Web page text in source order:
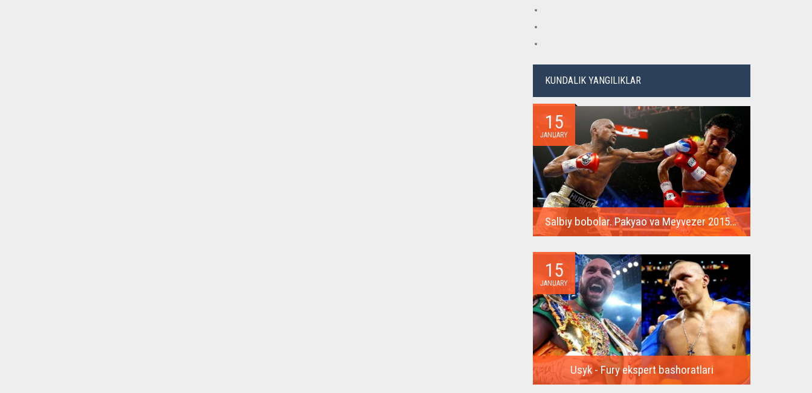
KUNDALIK YANGILIKLAR
15
JANUARY
Salbiy bobolar. Pakyao va Meyvezer 2015 yilda o'zlarining super muvaffaqiyatli janglarini takrorlashadi
Meyvezer va Menni...
15
JANUARY
Usyk - Fury ekspert bashoratlari